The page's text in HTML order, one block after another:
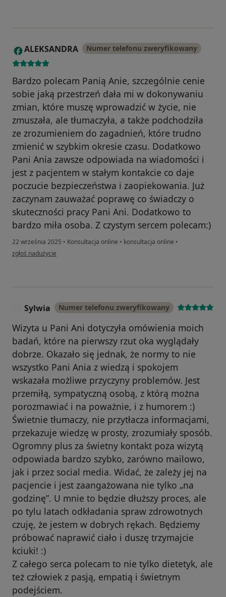
A ALEKSANDRA Numer telefonu zweryfikowany
Bardzo polecam Panią Anie, szczególnie cenie
sobie jaką przestrzeń dała mi w dokonywaniu
zmian, które muszę wprowadzić w życie, nie
zmuszała, ale tłumaczyła, a także podchodziła
ze zrozumieniem do zagadnień, które trudno
zmienić w szybkim okresie czasu. Dodatkowo
Pani Ania zawsze odpowiada na wiadomości i
jest z pacjentem w stałym kontakcie co daje
poczucie bezpieczeństwa i zaopiekowania. Już
zaczynam zauważać poprawę co świadczy o
skuteczności pracy Pani Ani. Dodatkowo to
bardzo miła osoba. Z czystym sercem polecam:)
22 września 2025 • Konsultacja online • konsultacja online •
w opinii użytkownika ALEKSANDRA
zgłoś nadużycie
Sylwia Numer telefonu zweryfikowany
Wizyta u Pani Ani dotyczyła omówienia moich
badań, które na pierwszy rzut oka wyglądały
dobrze. Okazało się jednak, że normy to nie
wszystko Pani Ania z wiedzą i spokojem
wskazała możliwe przyczyny problemów. Jest
przemiłą, sympatyczną osobą, z którą można
porozmawiać i na poważnie, i z humorem :)
Świetnie tłumaczy, nie przytłacza informacjami,
przekazuje wiedzę w prosty, zrozumiały sposób.
Ogromny plus za świetny kontakt poza wizytą
odpowiada bardzo szybko, zarówno mailowo,
jak i przez social media. Widać, że zależy jej na
pacjencie i jest zaangażowana nie tylko „na
godzinę”. U mnie to będzie dłuższy proces, ale
po tylu latach odkładania spraw zdrowotnych
czuję, że jestem w dobrych rękach. Będziemy
próbować naprawić ciało i duszę trzymajcie
kciuki! :)
Z całego serca polecam to nie tylko dietetyk, ale
też człowiek z pasją, empatią i świetnym
podejściem.